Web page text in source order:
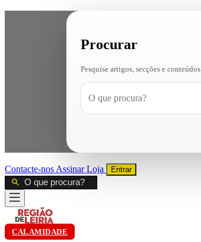
Procurar
Pesquise artigos, secções e conteúdos
Contacte-nos AssinarLoja Entrar
CALAMIDADE